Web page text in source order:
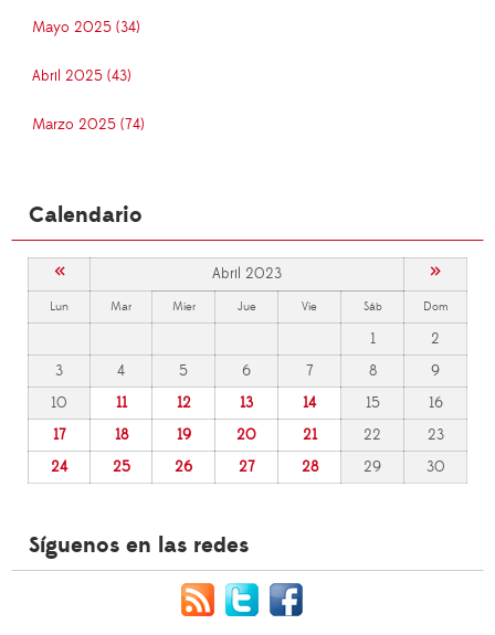
Mayo 2025 (34)
Abril 2025 (43)
Marzo 2025 (74)
Calendario
« Abril 2023 »
Lun Mar Mier Jue Vie Sáb Dom
1
2
3
4 5 6 7 8
9
10
11 12 13 14 15
16
17
18 19 20 21 22
23
24
25 26 27 28 29 30
Síguenos en las redes